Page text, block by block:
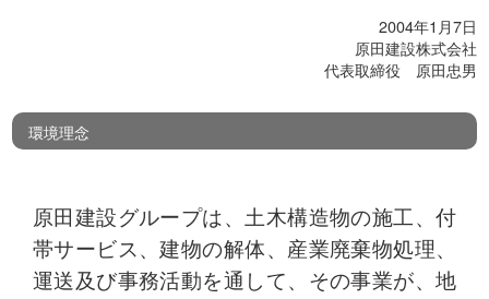
2004年1月7日
原田建設株式会社
代表取締役 原田忠男
環境理念
原田建設グループは、土木構造物の施工、付
帯サービス、建物の解体、産業廃棄物処理、
運送及び事務活動を通して、その事業が、地